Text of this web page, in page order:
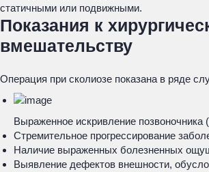
статичными или подвижными.
Показания к
вмешательству
Операция при сколиозе показана в ряде
Выраженное искривление позвоночника
Стремительное прогрессирование
Наличие выраженных болезненных
Выявление дефектов внешности,